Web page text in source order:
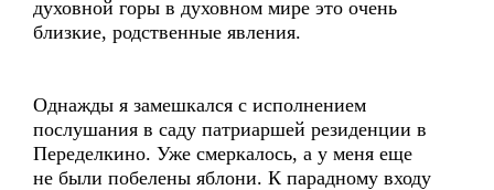
духовной горы в духовном мире это очень
близкие, родственные явления.
Однажды я замешкался с исполнением
послушания в саду патриаршей резиденции в
Переделкино. Уже смеркалось, а у меня еще
не были побелены яблони. К парадному входу